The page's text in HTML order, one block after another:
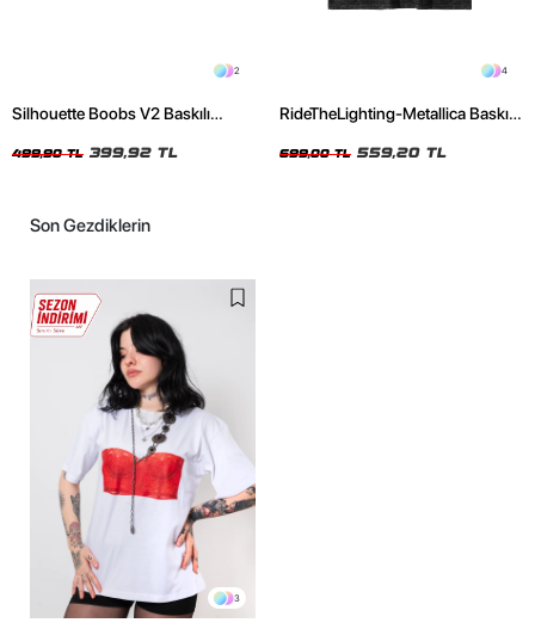
2
Silhouette Boobs V2 Baskılı
499,90 TL 399,92 TL
4
RideTheLighting-Metallica Baskılı
Tshirt
699,00 TL 559,20 TL
Son Gezdiklerin
3